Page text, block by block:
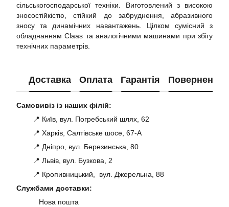
сільськогосподарської техніки. Виготовлений з високою
зносостійкістю, стійкий до забруднення, абразивного
зносу та динамічних навантажень. Цілком сумісний з
обладнанням Claas та аналогічними машинами при збігу
технічних параметрів.
Доставка Оплата Гарантія Повернення
Самовивіз із наших філій:
📍 Київ, вул. Погребський шлях, 62
📍 Харків, Салтівське шосе, 67-А
📍 Дніпро, вул. Березинська, 80
📍 Львів, вул. Бузкова, 2
📍 Кропивницький, вул. Джерельна, 88
Службами доставки:
Нова пошта